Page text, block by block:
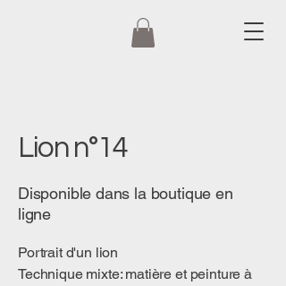
Lion n°14
Disponible dans la boutique en
ligne
Portrait d'un lion
Technique mixte: matière et peinture à